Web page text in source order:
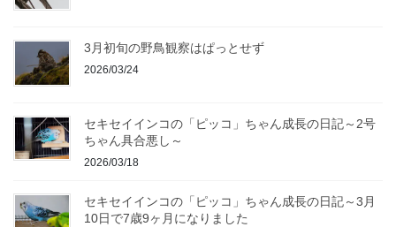
3月初旬の野鳥観察はぱっとせず
2026/03/24
セキセイインコの「ピッコ」ちゃん成長の日記～2号
ちゃん具合悪し～
2026/03/18
セキセイインコの「ピッコ」ちゃん成長の日記～3月
10日で7歳9ヶ月になりました